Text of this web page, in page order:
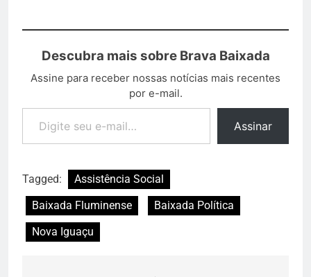
Descubra mais sobre Brava Baixada
Assine para receber nossas notícias mais recentes
por e-mail.
Assinar
Tagged:
Assistência Social
Baixada Fluminense
Baixada Política
Nova Iguaçu